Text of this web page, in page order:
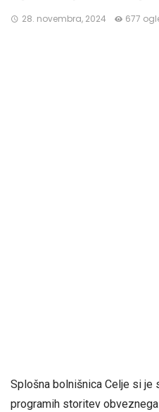
28. novembra, 2024 677
Splošna bolnišnica Celje si je
programih storitev